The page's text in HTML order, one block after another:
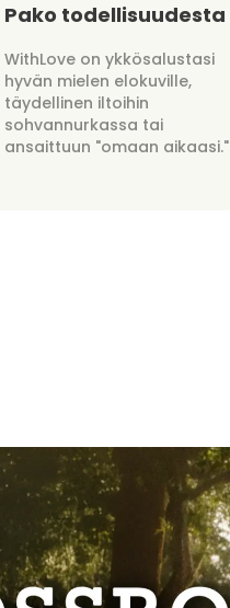
Pako todellisuudesta
WithLove on ykkösalustasi
hyvän mielen elokuville,
täydellinen iltoihin
sohvannurkassa tai
ansaittuun "omaan aikaasi."